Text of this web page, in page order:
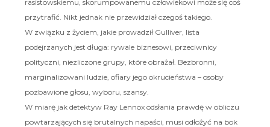
rasistowskiemu, skorumpowanemu człowiekowi może się coś
przytrafić. Nikt jednak nie przewidział czegoś takiego.
W związku z życiem, jakie prowadził Gulliver, lista
podejrzanych jest długa: rywale biznesowi, przeciwnicy
polityczni, niezliczone grupy, które obrażał. Bezbronni,
marginalizowani ludzie, ofiary jego okrucieństwa – osoby
pozbawione głosu, wyboru, szansy.
W miarę jak detektyw Ray Lennox odsłania prawdę w obliczu
powtarzających się brutalnych napaści, musi odłożyć na bok